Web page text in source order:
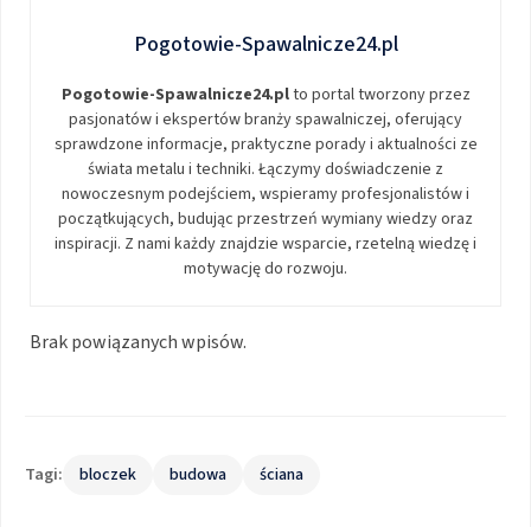
Pogotowie-Spawalnicze24.pl
Pogotowie-Spawalnicze24.plto portal tworzony przez
pasjonatów i ekspertów branży spawalniczej, oferujący
sprawdzone informacje, praktyczne porady i aktualności ze
świata metalu i techniki. Łączymy doświadczenie z
nowoczesnym podejściem, wspieramy profesjonalistów i
początkujących, budując przestrzeń wymiany wiedzy oraz
inspiracji. Z nami każdy znajdzie wsparcie, rzetelną wiedzę i
motywację do rozwoju.
Brak powiązanych wpisów.
Tagi: bloczek budowa ściana